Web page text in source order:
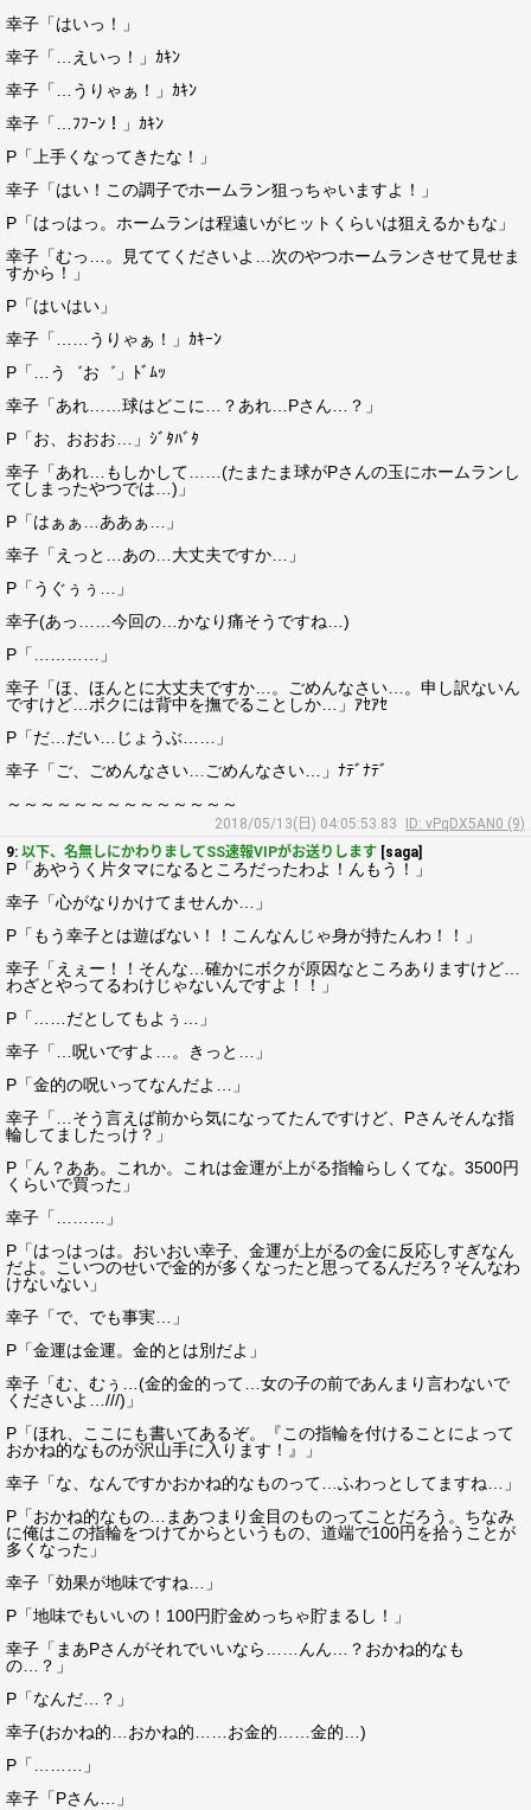
幸子「はいっ！」
幸子「…えいっ！」ｶｷﾝ
幸子「…うりゃぁ！」ｶｷﾝ
幸子「…ﾌﾌｰﾝ！」ｶｷﾝ
P「上手くなってきたな！」
幸子「はい！この調子でホームラン狙っちゃいますよ！」
P「はっはっ。ホームランは程遠いがヒットくらいは狙えるかもな」
幸子「むっ…。見ててくださいよ…次のやつホームランさせて見せま
すから！」
P「はいはい」
幸子「……うりゃぁ！」ｶｷｰﾝ
P「…う゛お゛」ﾄﾞﾑｯ
幸子「あれ……球はどこに…？あれ…Pさん…？」
P「お、おおお…」ｼﾞﾀﾊﾞﾀ
幸子「あれ…もしかして……(たまたま球がPさんの玉にホームランし
てしまったやつでは…)」
P「はぁぁ…ああぁ…」
幸子「えっと…あの…大丈夫ですか…」
P「うぐぅぅ…」
幸子(あっ……今回の…かなり痛そうですね…)
P「…………」
幸子「ほ、ほんとに大丈夫ですか…。ごめんなさい…。申し訳ないん
ですけど…ボクには背中を撫でることしか…」ｱｾｱｾ
P「だ…だい…じょうぶ……」
幸子「ご、ごめんなさい…ごめんなさい…」ﾅﾃﾞﾅﾃﾞ
～～～～～～～～～～～～～～
2018/05/13(日) 04:05:53.83
ID: vPqDX5AN0 (9)
9: 以下、名無しにかわりましてSS速報VIPがお送りします [saga]
P「あやうく片タマになるところだったわよ！んもう！」
幸子「心がなりかけてませんか…」
P「もう幸子とは遊ばない！！こんなんじゃ身が持たんわ！！」
幸子「えぇー！！そんな…確かにボクが原因なところありますけど…
わざとやってるわけじゃないんですよ！！」
P「……だとしてもよぅ…」
幸子「…呪いですよ…。きっと…」
P「金的の呪いってなんだよ…」
幸子「…そう言えば前から気になってたんですけど、Pさんそんな指
輪してましたっけ？」
P「ん？ああ。これか。これは金運が上がる指輪らしくてな。3500円
くらいで買った」
幸子「………」
P「はっはっは。おいおい幸子、金運が上がるの金に反応しすぎなん
だよ。こいつのせいで金的が多くなったと思ってるんだろ？そんなわ
けないない」
幸子「で、でも事実…」
P「金運は金運。金的とは別だよ」
幸子「む、むぅ…(金的金的って…女の子の前であんまり言わないで
くださいよ…///)」
P「ほれ、ここにも書いてあるぞ。『この指輪を付けることによって
おかね的なものが沢山手に入ります！』」
幸子「な、なんですかおかね的なものって…ふわっとしてますね…」
P「おかね的なもの…まあつまり金目のものってことだろう。ちなみ
に俺はこの指輪をつけてからというもの、道端で100円を拾うことが
多くなった」
幸子「効果が地味ですね…」
P「地味でもいいの！100円貯金めっちゃ貯まるし！」
幸子「まあPさんがそれでいいなら……んん…？おかね的なも
の…？」
P「なんだ…？」
幸子(おかね的…おかね的……お金的……金的…)
P「………」
幸子「Pさん…」